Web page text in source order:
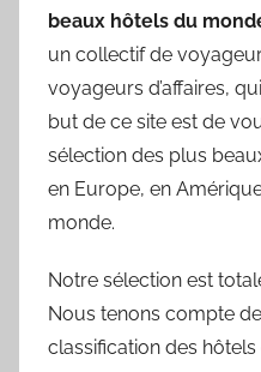
beaux hôtels du
un collectif de
voyageurs d’affaires,
but de ce site est de
sélection des plus
en Europe, en
monde.
Notre sélection est
Nous tenons compte
classification des